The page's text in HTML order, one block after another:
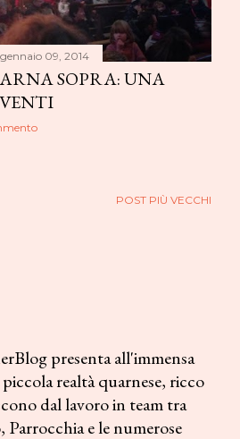
gennaio 09, 2014
SOPRA: UNA
POST PIÙ VECCHI
presenta all'immensa
realtà quarnese, ricco
dal lavoro in team tra
e le numerose